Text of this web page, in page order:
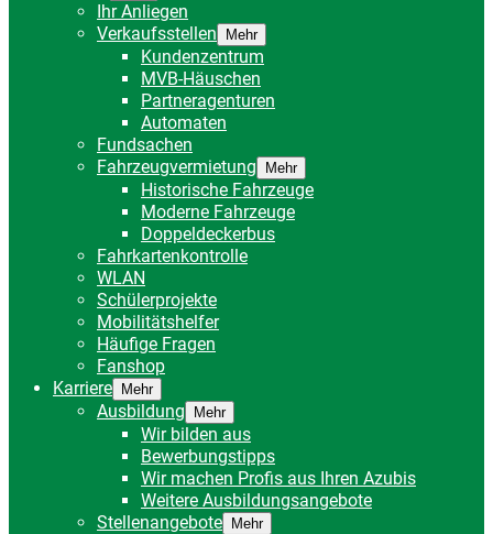
Ihr Anliegen
Verkaufsstellen
Mehr
Kundenzentrum
MVB-Häuschen
Partneragenturen
Automaten
Fundsachen
Fahrzeugvermietung
Mehr
Historische Fahrzeuge
Moderne Fahrzeuge
Doppeldeckerbus
Fahrkartenkontrolle
WLAN
Schülerprojekte
Mobilitätshelfer
Häufige Fragen
Fanshop
Karriere
Mehr
Ausbildung Mehr
Wir bilden aus
Bewerbungstipps
Wir machen Profis aus Ihren Azubis
Weitere Ausbildungsangebote
Stellenangebote
Mehr